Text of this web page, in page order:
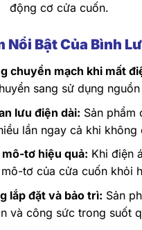
động cơ cửa cuốn.
Nổi Bật Của Bình
chuyển mạch khi mất
sang sử dụng
lưu điện dài: Sản
lần ngay cả khi
mô-tơ hiệu quả: Khi điện
tơ của cửa cuốn khỏi
lắp đặt và bảo trì: Sản
và công sức trong suốt